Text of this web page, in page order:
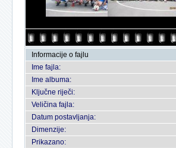
Informacije o fajlu
Ime fajla:
Ime albuma:
Ključne riječi:
Veličina fajla:
Datum postavljanja:
Dimenzije:
Prikazano: